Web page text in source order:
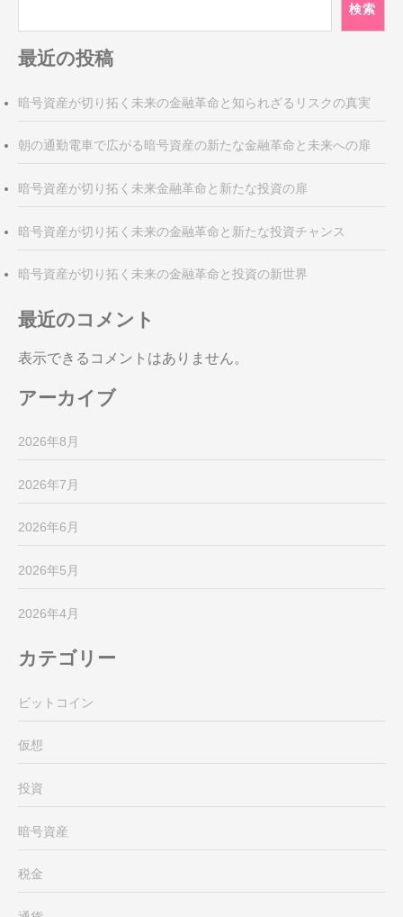
ョ
ン
検索
最近の投稿
暗号資産が切り拓く未来の金融革命と知られざるリスクの真実
朝の通勤電車で広がる暗号資産の新たな金融革命と未来への扉
暗号資産が切り拓く未来金融革命と新たな投資の扉
暗号資産が切り拓く未来の金融革命と新たな投資チャンス
暗号資産が切り拓く未来の金融革命と投資の新世界
最近のコメント
表示できるコメントはありません。
アーカイブ
2026年8月
2026年7月
2026年6月
2026年5月
2026年4月
カテゴリー
ビットコイン
仮想
投資
暗号資産
税金